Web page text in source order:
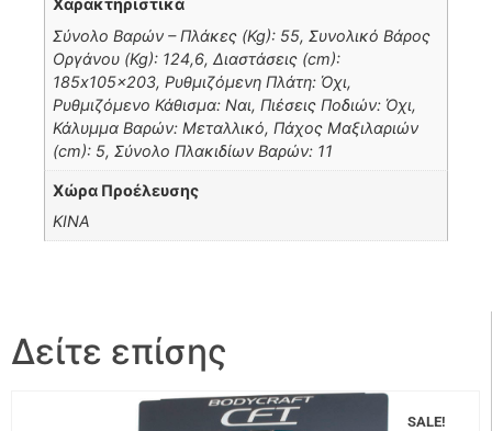
Δείτε επίσης
SALE!
Χαρακτηριστικά
Σύνολο Βαρών – Πλάκες (Kg): 55, Συνολικό Βάρος
Οργάνου (Kg): 124,6, Διαστάσεις (cm):
185x105x203, Ρυθμιζόμενη Πλάτη: Όχι,
Ρυθμιζόμενο Κάθισμα: Ναι, Πιέσεις Ποδιών: Όχι,
Κάλυμμα Βαρών: Μεταλλικό, Πάχος Μαξιλαριών
(cm): 5, Σύνολο Πλακιδίων Βαρών: 11
Χώρα Προέλευσης
ΚΙΝΑ